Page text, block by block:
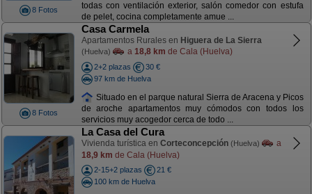
8 Fotos
todas con ventilación exterior, salón comedor con estufa
de pelet, cocina completamente amue ...
8 Fotos
Casa Carmela
Apartamentos Rurales en Higuera de La Sierra
(Huelva) a 18,8 km de Cala (Huelva)
2+2 plazas
30 €
97 km de Huelva
Situado en el parque natural Sierra de Aracena y Picos
de aroche apartamentos muy cómodos con todos los
servicios muy acogedor cerca de todo ...
La Casa del Cura
Vivienda turística en Corteconcepción (Huelva)
a
18,9 km de Cala (Huelva)
2-15+2 plazas
21 €
100 km de Huelva